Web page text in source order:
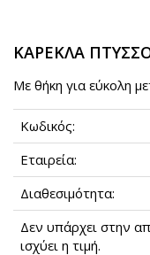
ΚΑΡΕΚΛΑ
Mε θήκη για εύκολη
Κωδικός:
Εταιρεία:
Διαθεσιμότητα:
Δεν υπάρχει στην
ισχύει η τιμή.